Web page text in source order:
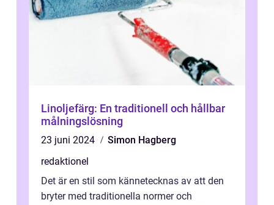
Linoljefärg: En traditionell och hållbar
målningslösning
23 juni 2024
Simon Hagberg
redaktionel
Det är en stil som kännetecknas av att den
bryter med traditionella normer och